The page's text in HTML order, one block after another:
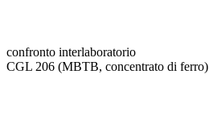
confronto interlaboratorio
CGL 206 (MBTB, concentrato di ferro)